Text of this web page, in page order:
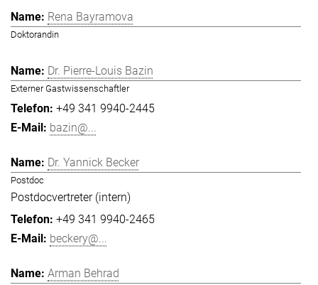
Rena Bayramova
Doktorandin
Dr. Pierre-Louis Bazin
Externer Gastwissenschaftler
+49 341 9940-2445
bazin@...
Dr. Yannick Becker
Postdoc
Postdocvertreter (intern)
+49 341 9940-2465
beckery@...
Arman Behrad